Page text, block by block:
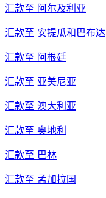
汇款至 阿尔及利亚
汇款至 安提瓜和巴布达
汇款至 阿根廷
汇款至 亚美尼亚
汇款至 澳大利亚
汇款至 奥地利
汇款至 巴林
汇款至 孟加拉国